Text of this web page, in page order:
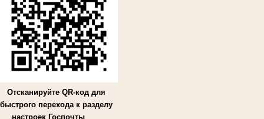
Отсканируйте QR-код для
быстрого перехода к разделу
настроек Госпочты